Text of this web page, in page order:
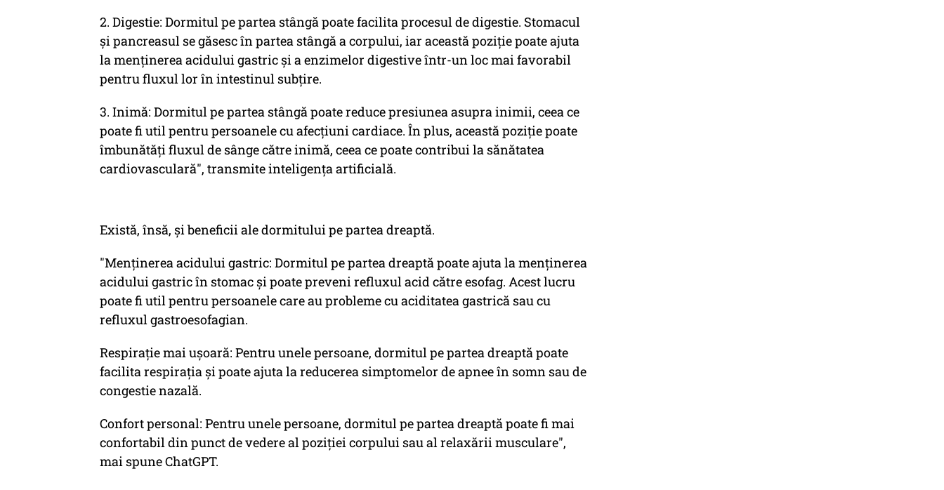
2. Digestie: Dormitul pe partea stângă poate facilita procesul de digestie. Stomacul
și pancreasul se găsesc în partea stângă a corpului, iar această poziție poate ajuta
la menținerea acidului gastric și a enzimelor digestive într-un loc mai favorabil
pentru fluxul lor în intestinul subțire.
3. Inimă: Dormitul pe partea stângă poate reduce presiunea asupra inimii, ceea ce
poate fi util pentru persoanele cu afecțiuni cardiace. În plus, această poziție poate
îmbunătăți fluxul de sânge către inimă, ceea ce poate contribui la sănătatea
cardiovasculară", transmite inteligenţa artificială.
Există, însă, şi beneficii ale dormitului pe partea dreaptă.
"Menținerea acidului gastric: Dormitul pe partea dreaptă poate ajuta la menținerea
acidului gastric în stomac și poate preveni refluxul acid către esofag. Acest lucru
poate fi util pentru persoanele care au probleme cu aciditatea gastrică sau cu
refluxul gastroesofagian.
Respirație mai ușoară: Pentru unele persoane, dormitul pe partea dreaptă poate
facilita respirația și poate ajuta la reducerea simptomelor de apnee în somn sau de
congestie nazală.
Confort personal: Pentru unele persoane, dormitul pe partea dreaptă poate fi mai
confortabil din punct de vedere al poziției corpului sau al relaxării musculare",
mai spune ChatGPT.